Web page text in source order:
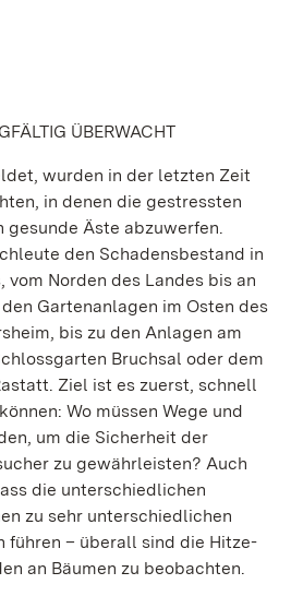
ÜBERWACHT
wurden in der letzten Zeit
in denen die gestressten
gesunde Äste abzuwerfen.
den Schadensbestand in
vom Norden des Landes bis an
Gartenanlagen im Osten des
bis zu den Anlagen am
Bruchsal oder dem
Ziel ist es zuerst, schnell
Wo müssen Wege und
um die Sicherheit der
zu gewährleisten? Auch
die unterschiedlichen
zu sehr unterschiedlichen
führen – überall sind die Hitze-
an Bäumen zu beobachten.